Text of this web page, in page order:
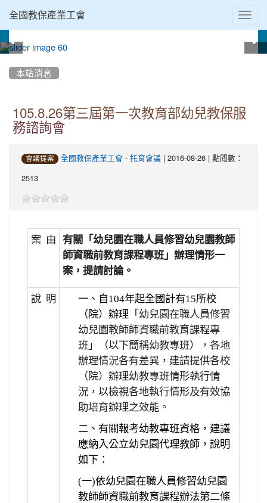
全國教保產業工會
本站消息
105.8.26第三屆第一次教育部幼兒教保服
務諮詢會
會議提案 全國教保產業工會 - 托育會議 | 2016-08-26 | 點閱數：
2513
案 由
有關「幼兒園在職人員修習幼兒園教師
師資職前教育課程專班」辦理情形一
案，提請討論。
說 明
一、自104年起全國計有15所校
（院）辦理「 幼兒園在職人員修習
幼兒園教師師資職前教育課程專
班」（以下簡稱幼教專班），各地
辦理情況各有差異，建請提供各校
（院）辦理幼教專班情形執行情
況，以檢視各地執行情形及有效協
助培育辦理之效能。
二、有關報考幼教專班資格，建議
應納入公立幼兒園代理教師，說明
如下：
(一)依幼兒園在職人員修習幼兒園
教師師資職前教育課程辦法第二條